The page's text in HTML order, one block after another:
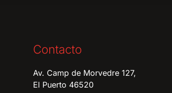
Contacto
Av. Camp de Morvedre 127,
El Puerto 46520